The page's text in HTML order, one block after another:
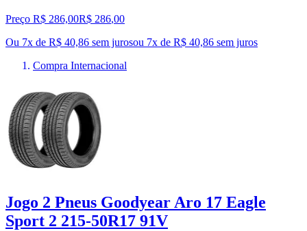
Preço R$ 286,00R$ 286,00
Ou 7x de R$ 40,86 sem jurosou 7x de R$ 40,86 sem juros
Compra Internacional
Jogo 2 Pneus Goodyear Aro 17 Eagle
Sport 2 215-50R17 91V